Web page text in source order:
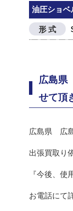
油圧ショベ
形 式
広島県
せて頂
広島県 広
出張買取り
『今後、
お電話にて